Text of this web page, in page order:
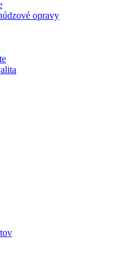
opravy